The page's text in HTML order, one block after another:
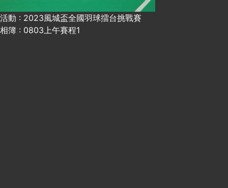
活動 : 2023風城盃全國羽球擂台挑戰賽
相簿 : 0803上午賽程1